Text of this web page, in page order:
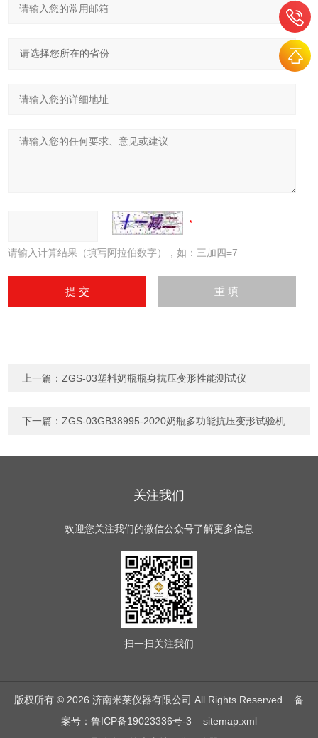
请输入计算结果（填写阿拉伯数字），如：三加四=7
上一篇：ZGS-03塑料奶瓶瓶身抗压变形性能测试仪
下一篇：ZGS-03GB38995-2020奶瓶多功能抗压变形试验机
关注我们
欢迎您关注我们的微信公众号了解更多信息
扫一扫关注我们
版权所有 © 2026 济南米莱仪器有限公司 All Rights Reserved 备
案号：鲁ICP备19023336号-3
sitemap.xml